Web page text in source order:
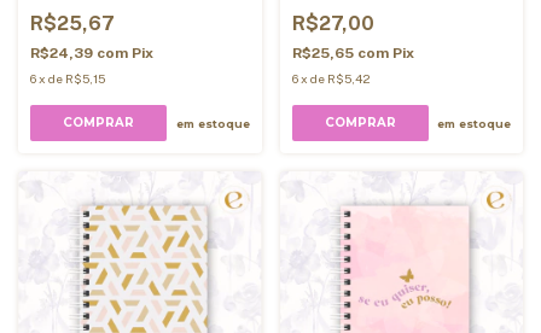
R$25,67
R$24,39 com Pix
6x de R$5,15
COMPRAR em estoque
R$27,00
R$25,65 com Pix
6 x de R$5,42
COMPRAR em estoque